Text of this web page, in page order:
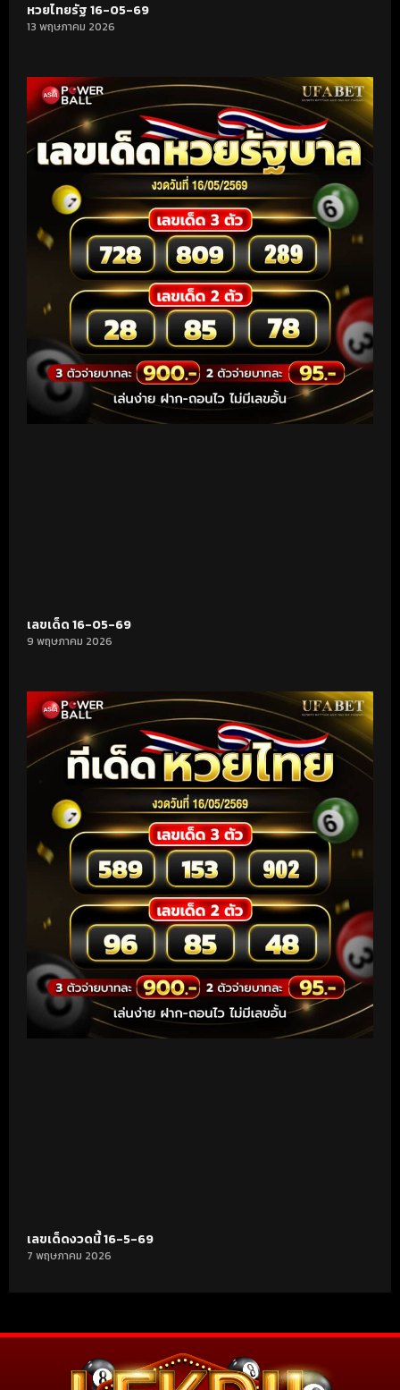
หวยไทยรัฐ 16-05-69
13 พฤษภาคม 2026
เลขเด็ด 16-05-69
9 พฤษภาคม 2026
เลขเด็ดงวดนี้ 16-5-69
7 พฤษภาคม 2026